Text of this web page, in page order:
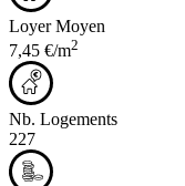
Loyer Moyen
7,45 €/m2
Nb. Logements
227